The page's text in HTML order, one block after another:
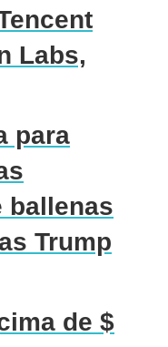
Labs,
para
ballenas
Trump
de $